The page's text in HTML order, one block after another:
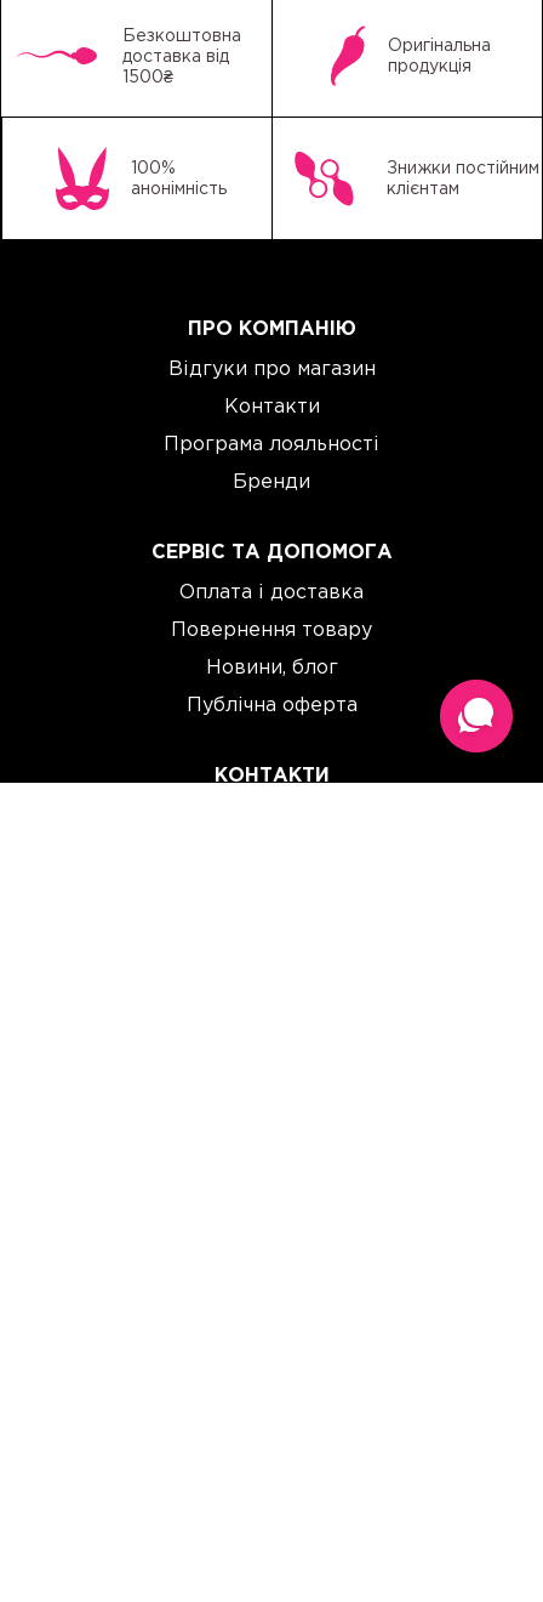
Безкоштовна
доставка від
1500₴
Оригінальна
продукція
100%
анонімність
Знижки постійним
клієнтам
ПРО КОМПАНІЮ
Відгуки про магазин
Контакти
Програма лояльності
Бренди
СЕРВІС ТА ДОПОМОГА
Оплата і доставка
Повернення товару
Новини, блог
Публічна оферта
КОНТАКТИ